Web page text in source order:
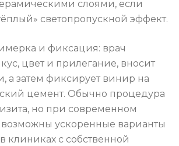
слоями, если
светопропускной эффект.
и фиксация: врач
цвет и прилегание, вносит
а затем фиксирует винир на
цемент. Обычно процедура
но при современном
ускоренные варианты
клиниках с собственной